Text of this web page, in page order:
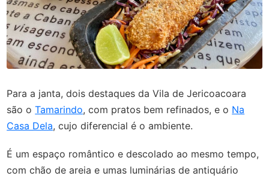
Para a janta, dois destaques da Vila de Jericoacoara
são oTamarindo, com pratos bem refinados, e o Na
Casa Dela, cujo diferencial é o ambiente.
É um espaço romântico e descolado ao mesmo tempo,
com chão de areia e umas luminárias de antiquário